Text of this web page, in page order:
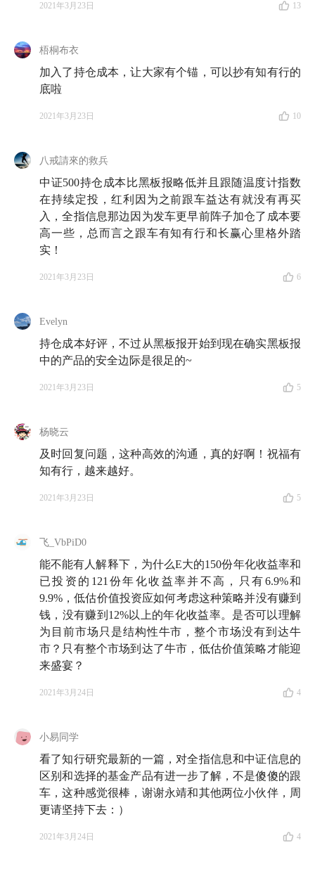
2021年3月23日 13
梧桐布衣
加入了持仓成本，让大家有个锚，可以抄有知有行的
底啦
2021年3月23日 10
八戒請來的救兵
中证500持仓成本比黑板报略低并且跟随温度计指数
在持续定投，红利因为之前跟车益达有就没有再买
入，全指信息那边因为发车更早前阵子加仓了成本要
高一些，总而言之跟车有知有行和长赢心里格外踏
实！
2021年3月23日 6
Evelyn
持仓成本好评，不过从黑板报开始到现在确实黑板报
中的产品的安全边际是很足的~
2021年3月23日 5
杨晓云
及时回复问题，这种高效的沟通，真的好啊！祝福有
知有行，越来越好。
2021年3月23日 5
飞_VbPiD0
能不能有人解释下，为什么E大的150份年化收益率和
已投资的121份年化收益率并不高，只有6.9%和
9.9%，低估价值投资应如何考虑这种策略并没有赚到
钱，没有赚到12%以上的年化收益率。是否可以理解
为目前市场只是结构性牛市，整个市场没有到达牛
市？只有整个市场到达了牛市，低估价值策略才能迎
来盛宴？
2021年3月24日 4
小易同学
看了知行研究最新的一篇，对全指信息和中证信息的
区别和选择的基金产品有进一步了解，不是傻傻的跟
车，这种感觉很棒，谢谢永靖和其他两位小伙伴，周
更请坚持下去：）
2021年3月24日 4